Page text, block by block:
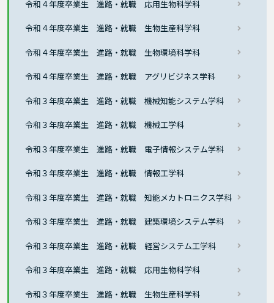
令和４年度卒業生 進路・就職 応用生物科学科
令和４年度卒業生 進路・就職 生物生産科学科
令和４年度卒業生 進路・就職 生物環境科学科
令和４年度卒業生 進路・就職 アグリビジネス学科
令和３年度卒業生 進路・就職 機械知能システム学科
令和３年度卒業生 進路・就職 機械工学科
令和３年度卒業生 進路・就職 電子情報システム学科
令和３年度卒業生 進路・就職 情報工学科
令和３年度卒業生 進路・就職 知能メカトロニクス学科
令和３年度卒業生 進路・就職 建築環境システム学科
令和３年度卒業生 進路・就職 経営システム工学科
令和３年度卒業生 進路・就職 応用生物科学科
令和３年度卒業生 進路・就職 生物生産科学科